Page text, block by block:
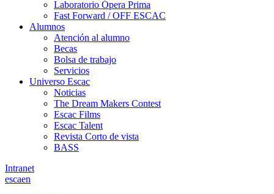
Laboratorio Ópera Prima
Fast Forward / OFF ESCAC
Alumnos
Atención al alumno
Becas
Bolsa de trabajo
Servicios
Universo Escac
Noticias
The Dream Makers Contest
Escac Films
Escac Talent
Revista Corto de vista
BASS
Intranet
escaen